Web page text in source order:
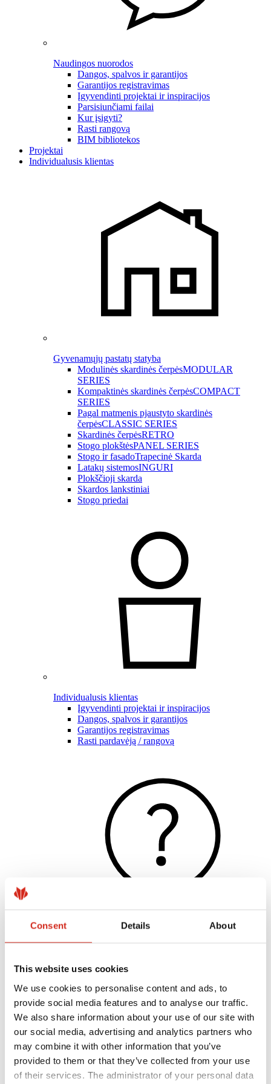
Consent Details About
This website uses cookies
We use cookies to personalise content and ads, to
provide social media features and to analyse our traffic.
We also share information about your use of our site with
our social media, advertising and analytics partners who
may combine it with other information that you’ve
provided to them or that they’ve collected from your use
of their services. The administrator of your personal data
Naudingos nuorodos
Dangos, spalvos ir garantijos
Garantijos registravimas
Įgyvendinti projektai ir inspiracijos
Parsisiunčiami failai
Kur įsigyti?
Rasti rangovą
BIM bibliotekos
Projektai
Individualusis klientas
Gyvenamųjų pastatų statyba
Modulinės skardinės čerpėsMODULAR
SERIES
Kompaktinės skardinės čerpėsCOMPACT
SERIES
Pagal matmenis pjaustyto skardinės
čerpėsCLASSIC SERIES
Skardinės čerpėsRETRO
Stogo plokštėsPANEL SERIES
Stogo ir fasadoTrapecinė Skarda
Latakų sistemosINGURI
Plokščioji skarda
Skardos lankstiniai
Stogo priedai
Individualusis klientas
Įgyvendinti projektai ir inspiracijos
Dangos, spalvos ir garantijos
Garantijos registravimas
Rasti pardavėją / rangovą
Įgyvendinti projektai ir inspiracijos
Rasti rangovą
Kur įsigyti?
BIM bibliotekos